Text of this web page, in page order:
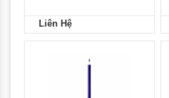
Liên Hệ